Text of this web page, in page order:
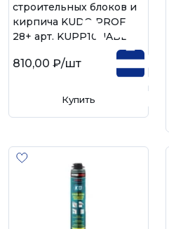
строительных блоков и
кирпича KUDO PROFF
28+ арт. KUPP10UABL
810,00 ₽/шт
Купить